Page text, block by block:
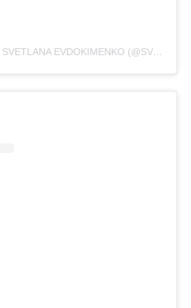
A POST SHARED BY SVETLANA EVDOKIMENKO (@SVETIKA)